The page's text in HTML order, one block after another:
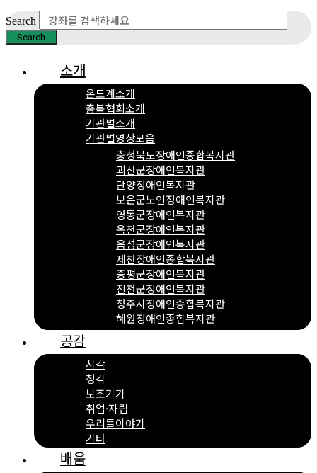
Search
Search
소개
온도계소개
충북협회소개
기관별소개
기관별영상모음
충청북도장애인종합복지관
괴산군장애인복지관
단양장애인복지관
보은군노인장애인복지관
영동군장애인복지관
옥천군장애인복지관
음성군장애인복지관
제천장애인종합복지관
증평군장애인복지관
진천군장애인복지관
청주시장애인종합복지관
혜원장애인종합복지관
공감
시각
청각
보조기기
취업·자립
우리들이야기
기타
배움